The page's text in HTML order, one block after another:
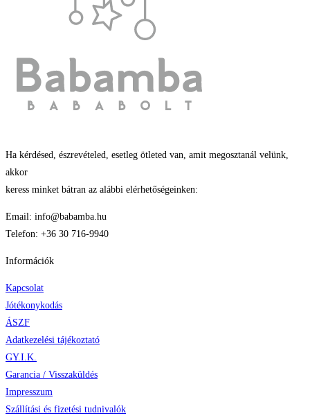
Ha kérdésed, észrevételed, esetleg ötleted van, amit megosztanál velünk,
akkor
keress minket bátran az alábbi elérhetőségeinken:
Email: info@babamba.hu
Telefon: +36 30 716-9940
Információk
Kapcsolat
Jótékonykodás
ÁSZF
Adatkezelési tájékoztató
GY.I.K.
Garancia / Visszaküldés
Impresszum
Szállítási és fizetési tudnivalók